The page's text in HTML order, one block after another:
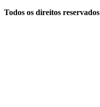
Todos os direitos reservados